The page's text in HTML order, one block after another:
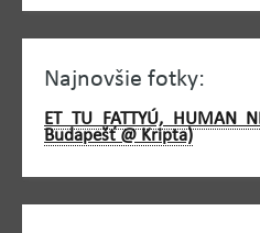
Najnovšie fotky:
ET TU FATTYÚ, HUMAN
Budapešť @ Kripta)